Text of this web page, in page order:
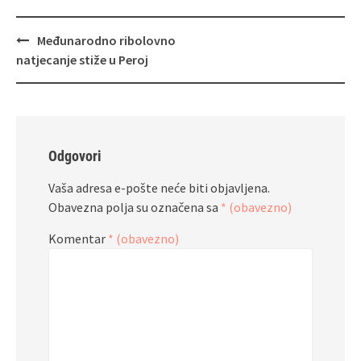
Navigacija
objava
Međunarodno ribolovno
natjecanje stiže u Peroj
Odgovori
Vaša adresa e-pošte neće biti objavljena.
Obavezna polja su označena sa * (obavezno)
Komentar * (obavezno)